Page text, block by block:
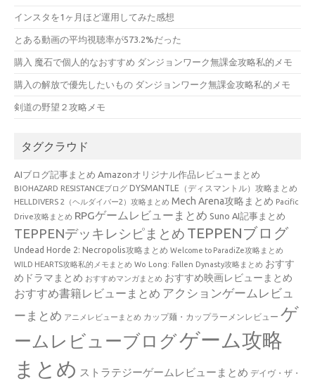
インスタを1ヶ月ほど運用してみた感想
とある動画の平均視聴率が573.2%だった
購入 魔石で個人的なおすすめ ダンジョンワーク無課金攻略私的メモ
購入の解放で優先したいもの ダンジョンワーク無課金攻略私的メモ
剣道の野望２攻略メモ
タグクラウド
AIブログ記事まとめ Amazonオリジナル作品レビューまとめ
BIOHAZARD RESISTANCEブログ DYSMANTLE（ディスマントル）攻略まとめ
HELLDIVERS 2（ヘルダイバー2）攻略まとめ Mech Arena攻略まとめ Pacific
Drive攻略まとめ RPGゲームレビューまとめ Suno AI記事まとめ
TEPPENデッキレシピまとめ TEPPENブログ
Undead Horde 2: Necropolis攻略まとめ Welcome to ParadiZe攻略まとめ
WILD HEARTS攻略私的メモまとめ Wo Long: Fallen Dynasty攻略まとめ おすす
めドラマまとめ おすすめマンガまとめ おすすめ映画レビューまとめ
おすすめ書籍レビューまとめ アクションゲームレビュ
ーまとめ アニメレビューまとめ カップ麺・カップラーメンレビュー ゲ
ームレビューブログゲーム攻略
まとめ ストラテジーゲームレビューまとめ デイヴ・ザ・